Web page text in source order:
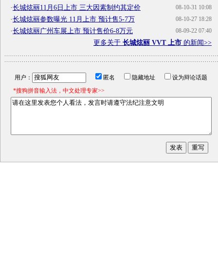
08-10-31 10:08
·长城炫丽11月6日上市 三大因素制约其定价
08-10-27 18:28
·长城炫丽参数曝光 11月上市 预计售5-7万
08-09-22 07:40
·长城炫丽广州车展上市 预计售价6-8万元
更多关于 长城炫丽 VVT 上市 的新闻>>
用户： 匿名 隐藏地址
设为辩论话题
*搜狗拼音输入法，中文处理专家>>